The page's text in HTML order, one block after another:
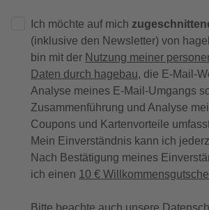
Ich möchte auf mich
(inklusive den Newsletter) von
bin mit der Nutzung meiner
Daten durch hagebau, die E-Mail-
Analyse meines E-Mail-Umgangs
Zusammenführung und Analyse
Coupons und Kartenvorteile
Mein Einverständnis kann ich
Nach Bestätigung meines
ich einen 10 €